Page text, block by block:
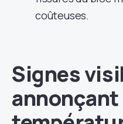
coûteuses.
Signes